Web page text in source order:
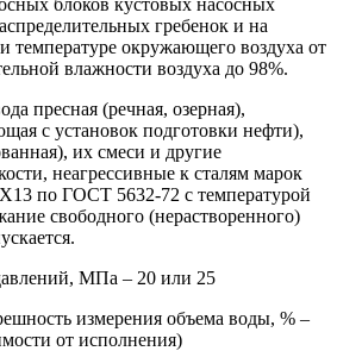
гребенок и на
температуре окружающего воздуха от
влажности воздуха до 98%.
пресная (речная, озерная),
с установок подготовки нефти),
их смеси и другие
неагрессивные к сталям марок
по ГОСТ 5632-72 с температурой
свободного (нерастворенного)
МПа – 20 или 25
измерения объема воды, % –
от исполнения)